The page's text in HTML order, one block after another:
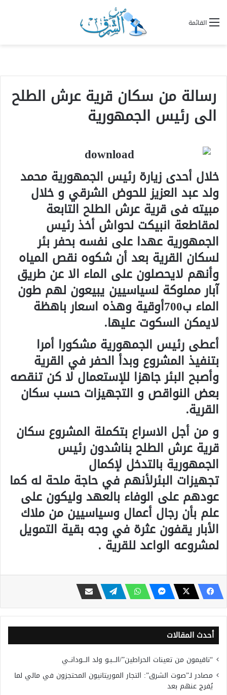
القائمة
رسالة من سكان قرية عرش الطلح
الى رئيس الجمهورية
خلال أحدى زيارة رئيس الجمهورية محمد
ولد عبد العزيز للحوض الشرقي و خلال
مبيته فى قرية عرش الطلح التابعة
لمقاطعة انبيكت لحواش أخذ رئيس
الجمهورية عهدا على نفسه بحفر بئر
لسكان القرية بعد أن شكوه نقص المياه
وأنهم لايحصلون على الماء الا عن طريق
آبار مملوكة لسياسيين يبيعون لهم طون
الماء ب700أوقية وهذه اسعار باهظة
لايمكن السكوت عليها.
أعطى رئيس الجمهورية مشكورا أمرا
بتنفيذ المشروع وبدأ الحفر في القرية
وأصبح البئر جاهزا للإستعمال لا كن تنقصه
بعض النواقص و التجهيزات حسب سكان
القرية.
و من أجل الاسراع بتكملة المشروع سكان
قرية عرش الطلح بناشدون رئيس
الجمهورية بالتدخل لإكمال
تجهيزات البئرلأنهم في حاجة ملحة له كما
عودهم على الوفاء بالعهد وليكون على
علم بأن رجال أعمال وسياسيين من ملاك
الأبار يقفون عثرة في وجه بقية التمويل
لمشروعه الواعد للقرية .
أحدث المقالات
“ناقيمون من تعينات الحراطين”/الـــبـو ولد الـــودانــي
مصادر لـ”صوت الشرق”: التجار الموريتانيون المحتجزون في مالي لما
يُفرج عنهم بعد